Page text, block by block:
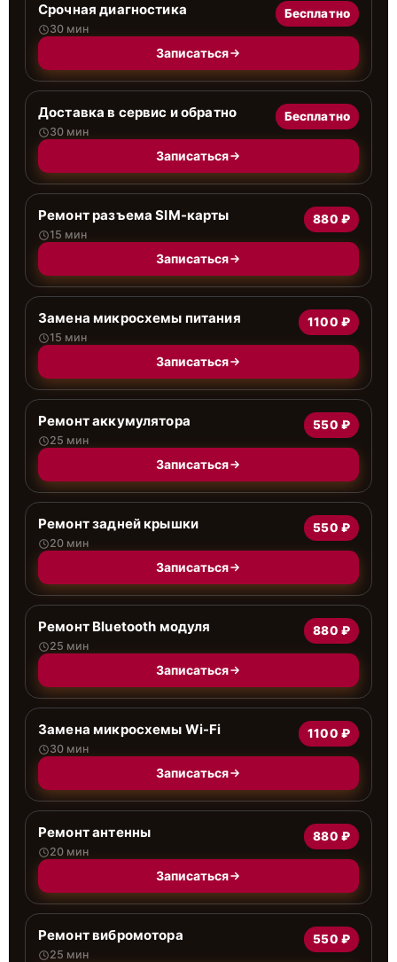
Срочная диагностика
30 мин
Бесплатно
Записаться
Доставка в сервис и обратно
30 мин
Бесплатно
Записаться
Ремонт разъема SIM-карты
15 мин
880 ₽
Записаться
Замена микросхемы питания
15 мин
1100 ₽
Записаться
Ремонт аккумулятора
25 мин
550 ₽
Записаться
Ремонт задней крышки
20 мин
550 ₽
Записаться
Ремонт Bluetooth модуля
25 мин
880 ₽
Записаться
Замена микросхемы Wi-Fi
30 мин
1100 ₽
Записаться
Ремонт антенны
20 мин
880 ₽
Записаться
Ремонт вибромотора
25 мин
550 ₽